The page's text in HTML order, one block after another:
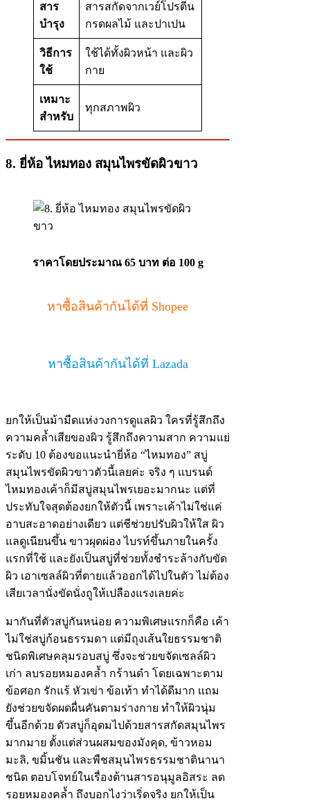
สาร
บำรุง
สารสกัดจากเวย์โปรตีน
กรดผลไม้ และปาเปน
วิธีการ
ใช้
ใช้ได้ทั้งผิวหน้า และผิว
กาย
เหมาะ
สำหรับ
ทุกสภาพผิว
8. ยี่ห้อ ไหมทอง สมุนไพรขัดผิวขาว
ราคาโดยประมาณ 65 บาท ต่อ 100 g
หาซื้อสินค้ากันได้ที่ Shopee
หาซื้อสินค้ากันได้ที่ Lazada
ยกให้เป็นม้ามืดแห่งวงการดูแลผิว ใครที่รู้สึกถึง
ความคล้ำเสียของผิว รู้สึกถึงความสาก ความแย่
ระดับ 10 ต้องขอแนะนำยี่ห้อ “ไหมทอง” สบู่
สมุนไพรขัดผิวขาวตัวนี้เลยค่ะ จริง ๆ แบรนด์
ไหมทองเค้าก็มีสบู่สมุนไพรเยอะมากนะ แต่ที่
ประทับใจสุดต้องยกให้ตัวนี้ เพราะเค้าไม่ใช่แค่
อาบสะอาดอย่างเดียว แต่ชีช่วยปรับผิวให้ใส ผิว
แลดูเนียนขึ้น ขาวผุดผ่อง ไบรท์ขึ้นภายในครั้ง
แรกที่ใช้ และยังเป็นสบู่ที่ช่วยทั้งชำระล้างกับขัด
ผิว เอาเซลล์ผิวที่ตายแล้วออกได้ไปในตัว ไม่ต้อง
เสียเวลานั่งขัดนั่งถูให้เปลืองแรงเลยค่ะ
มากันที่ตัวสบู่กันหน่อย ความพิเศษแรกก็คือ เค้า
ไม่ใช่สบู่ก้อนธรรมดา แต่มีถุงเส้นใยธรรมชาติ
ชนิดพิเศษคลุมรอบสบู่ ซึ่งจะช่วยขจัดเซลล์ผิว
เก่า ลบรอยหมองคล้ำ กร้านดำ โดยเฉพาะตาม
ข้อศอก รักแร้ หัวเข่า ข้อเท้า ทำได้ดีมาก แถม
ยังช่วยขจัดผดผื่นคันตามร่างกาย ทำให้ผิวนุ่ม
ขึ้นอีกด้วย ตัวสบู่ก็อุดมไปด้วยสารสกัดสมุนไพร
มากมาย ตั้งแต่ส่วนผสมของมังคุด, ข้าวหอม
มะลิ, ขมิ้นชัน และพืชสมุนไพรธรรมชาตินานา
ชนิด ตอบโจทย์ในเรื่องต้านสารอนุมูลอิสระ ลด
รอยหมองคล้ำ ถึงบอกไงว่าเริ่ดจริง ยกให้เป็น